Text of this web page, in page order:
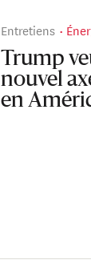
Entretiens
Trump
nouvel
en